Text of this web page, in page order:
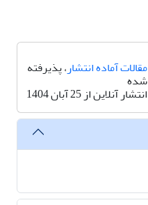
مقالات آماده انتشار، پذیرفته
شده
انتشار آنلاین از 25 آبان 1404